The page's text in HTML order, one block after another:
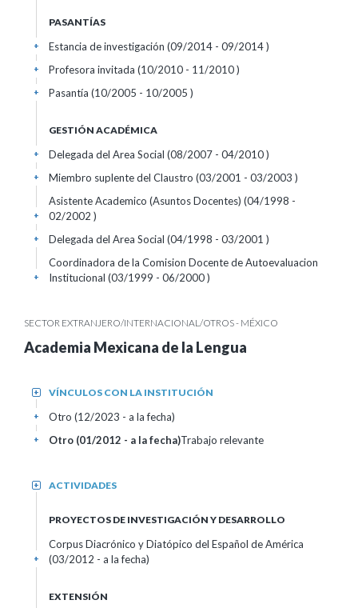
PASANTÍAS
Estancia de investigación (09/2014 - 09/2014 )
+
Profesora invitada (10/2010 - 11/2010 )
+
Pasantía (10/2005 - 10/2005 )
+
GESTIÓN ACADÉMICA
Delegada del Area Social (08/2007 - 04/2010 )
+
Miembro suplente del Claustro (03/2001 - 03/2003 )
+
Asistente Academico (Asuntos Docentes) (04/1998 -
02/2002 )
+
Delegada del Area Social (04/1998 - 03/2001 )
+
Coordinadora de la Comision Docente de Autoevaluacion
Institucional (03/1999 - 06/2000 )
+
SECTOR EXTRANJERO/INTERNACIONAL/OTROS - MÉXICO
Academia Mexicana de la Lengua
VÍNCULOS CON LA INSTITUCIÓN
+
Otro (12/2023 - a la fecha)
+
Otro (01/2012 - a la fecha)Trabajo relevante
+
ACTIVIDADES
+
PROYECTOS DE INVESTIGACIÓN Y DESARROLLO
Corpus Diacrónico y Diatópico del Español de América
(03/2012 - a la fecha)
+
EXTENSIÓN